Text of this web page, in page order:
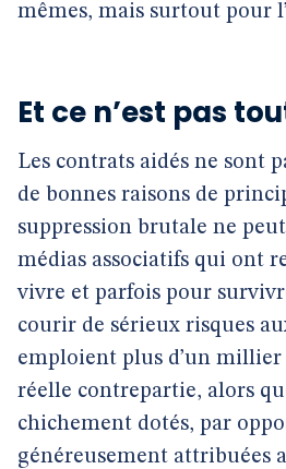
mêmes, mais surtout pour
Et ce n’est pas
Les contrats aidés ne sont
de bonnes raisons de
suppression brutale ne
médias associatifs qui ont
vivre et parfois pour
courir de sérieux risques
emploient plus d’un millier
réelle contrepartie, alors
chichement dotés, par
généreusement attribuées